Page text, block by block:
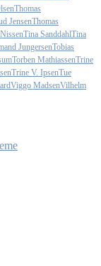
Thomas
JensenThomas
Tina SanddahlTina
JungersenTobias
Torben MathiassenTrine
Trine V. IpsenTue
Viggo MadsenVilhelm